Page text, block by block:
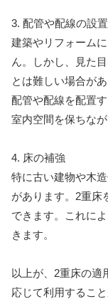
3. 配管や配線の設置
建築やリフォーム
ん。しかし、見た
とは難しい場合が
配管や配線を配置
室内空間を保ちな
4. 床の補強
特に古い建物や木
があります。2重床
できます。これに
きます。
以上が、2重床の適
応じて利用するこ